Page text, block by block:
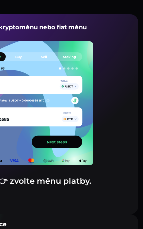
nebo fiat měnu
zvolte měnu platby.